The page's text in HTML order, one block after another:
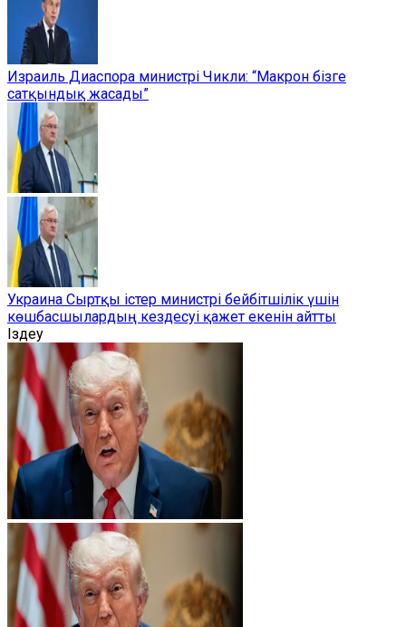
Израиль Диаспора министрі Чикли: “Макрон бізге
сатқындық жасады”
Украина Сыртқы істер министрі бейбітшілік үшін
көшбасшылардың кездесуі қажет екенін айтты
Іздеу